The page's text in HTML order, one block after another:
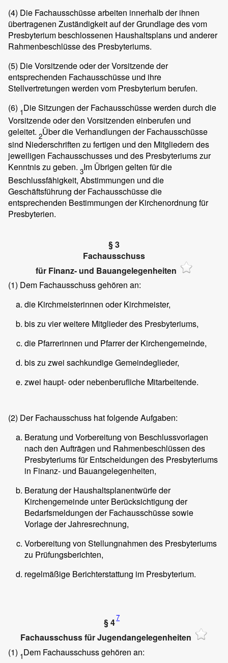
(4) Die Fachausschüsse arbeiten innerhalb der ihnen
übertragenen Zuständigkeit auf der Grundlage des vom
Presbyterium beschlossenen Haushaltsplans und anderer
Rahmenbeschlüsse des Presbyteriums.
(5) Die Vorsitzende oder der Vorsitzende der
entsprechenden Fachausschüsse und ihre
Stellvertretungen werden vom Presbyterium berufen.
(6) 1Die Sitzungen der Fachausschüsse werden durch die
Vorsitzende oder den Vorsitzenden einberufen und
geleitet. 2Über die Verhandlungen der Fachausschüsse
sind Niederschriften zu fertigen und den Mitgliedern des
jeweiligen Fachausschusses und des Presbyteriums zur
Kenntnis zu geben. 3Im Übrigen gelten für die
Beschlussfähigkeit, Abstimmungen und die
Geschäftsführung der Fachausschüsse die
entsprechenden Bestimmungen der Kirchenordnung für
Presbyterien.
§ 3
Fachausschuss
für Finanz- und Bauangelegenheiten
(1) Dem Fachausschuss gehören an:
die Kirchmeisterinnen oder Kirchmeister,
bis zu vier weitere Mitglieder des Presbyteriums,
die Pfarrerinnen und Pfarrer der Kirchengemeinde,
bis zu zwei sachkundige Gemeindeglieder,
zwei haupt- oder nebenberufliche Mitarbeitende.
(2) Der Fachausschuss hat folgende Aufgaben:
Beratung und Vorbereitung von Beschlussvorlagen
nach den Aufträgen und Rahmenbeschlüssen des
Presbyteriums für Entscheidungen des Presbyteriums
in Finanz- und Bauangelegenheiten,
Beratung der Haushaltsplanentwürfe der
Kirchengemeinde unter Berücksichtigung der
Bedarfsmeldungen der Fachausschüsse sowie
Vorlage der Jahresrechnung,
Vorbereitung von Stellungnahmen des Presbyteriums
zu Prüfungsberichten,
regelmäßige Berichterstattung im Presbyterium.
§ 47
Fachausschuss für Jugendangelegenheiten
(1) 1Dem Fachausschuss gehören an: